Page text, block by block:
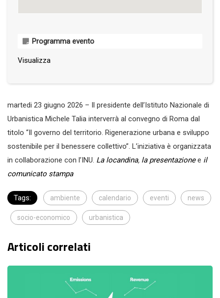
Programma evento
Visualizza
martedi 23 giugno 2026 – Il presidente dell’Istituto Nazionale di
Urbanistica Michele Talia interverrà al convegno di Roma dal
titolo “Il governo del territorio. Rigenerazione urbana e sviluppo
sostenibile per il benessere collettivo”. L’iniziativa è organizzata
in collaborazione con l’INU. La locandina, la presentazione e il
comunicato stampa
Tags: ambiente calendario eventi news
socio-economico urbanistica
Articoli correlati